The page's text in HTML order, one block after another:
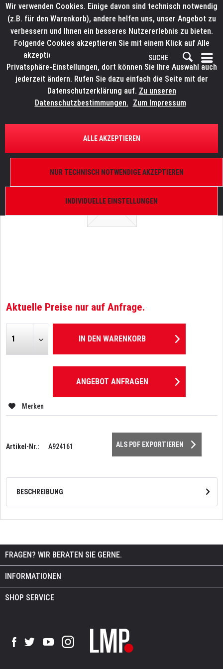
ÜBERSICHT ERSATZTEILE
WORK Umlenkrolle
R, LW 330
Aktuelle Preise nur auf Anfrage.
IN DEN WARENKORB
ANGEBOT ANFRAGEN
Merken
Artikel-Nr.: A924161 ALS PDF EXPORTIEREN
BESCHREIBUNG
FRAGEN? WIR BERATEN SIE GERNE.
INFORMATIONEN
SHOP SERVICE
Wir verwenden Cookies. Einige davon sind technisch notwendig
(z.B. für den Warenkorb), andere helfen uns, unser Angebot zu
verbessern und Ihnen ein besseres Nutzererlebnis zu bieten.
Folgende Cookies akzeptieren Sie mit einem Klick auf Alle
akzeptieren. Weitere Informationen finden Sie in den
Privatsphäre-Einstellungen, dort können Sie Ihre Auswahl auch
jederzeit ändern. Rufen Sie dazu einfach die Seite mit der
Datenschutzerklärung auf. Zu unseren
Datenschutzbestimmungen. Zum Impressum
INDIVIDUELLE EINSTELLUNGEN
NUR TECHNISCH NOTWENDIGE AKZEPTIEREN
ALLE AKZEPTIEREN